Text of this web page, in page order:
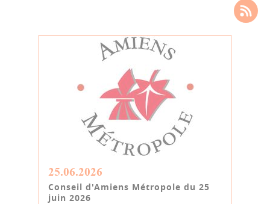
25.06.2026
Conseil d'Amiens Métropole du 25
juin 2026